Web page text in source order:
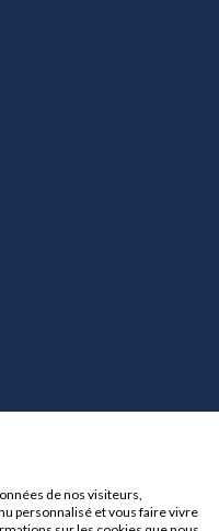
de nos visiteurs,
personnalisé et vous faire vivre